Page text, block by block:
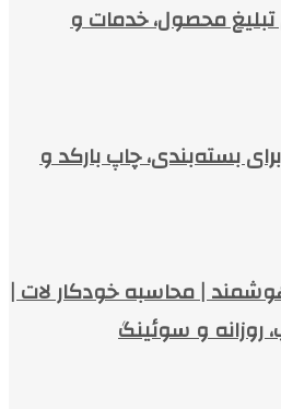
محصول، خدمات و
بسته‌بندی، چاپ بارکد و
| محاسبه خودکار لات |
روزانه و سوئینگ